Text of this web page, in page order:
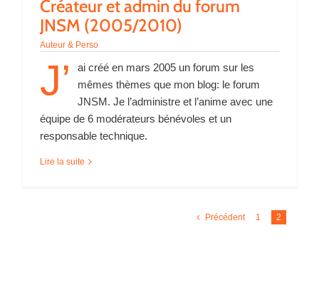
Créateur et admin du forum
JNSM (2005/2010)
Auteur & Perso
J’
ai créé en mars 2005 un forum sur les
mêmes thèmes que mon blog: le forum
JNSM. Je l’administre et l’anime avec une
équipe de 6 modérateurs bénévoles et un
responsable technique.
Lire la suite
Précédent 1 2